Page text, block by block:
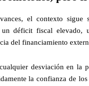
el contexto sigue
un déficit fiscal elevado,
del financiamiento
desviación en la
la confianza de